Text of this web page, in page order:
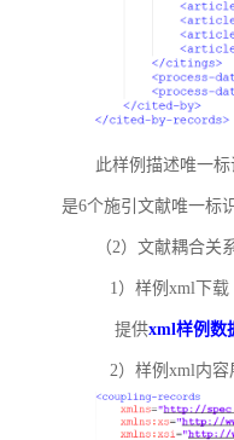
此样例描述唯一标
是6个施引文献唯一标
（2）文献耦合关
1）样例xml下载
提供xml样例数
2）样例xml内容